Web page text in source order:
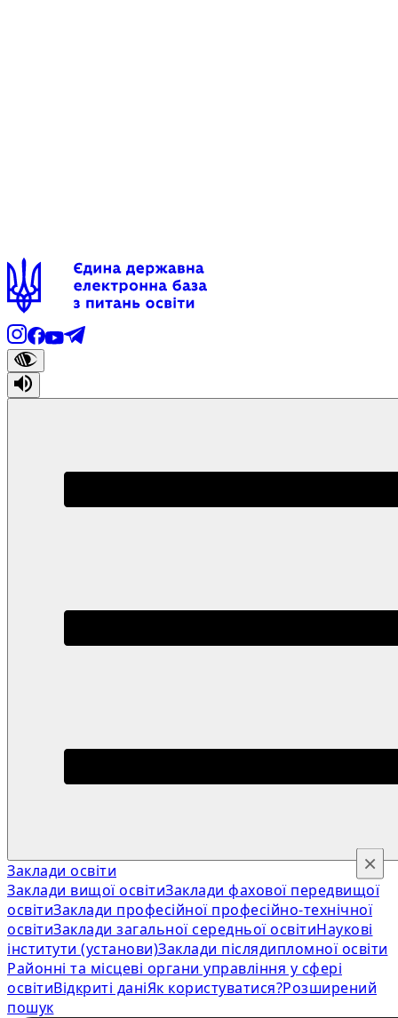
Заклади освіти
Заклади вищої освітиЗаклади фахової передвищої
освітиЗаклади професійної професійно-технічної
освітиЗаклади загальної середньої освітиНаукові
інститути (установи)Заклади післядипломної освіти
Районні та місцеві органи управління у сфері
освітиВідкриті даніЯк користуватися?Розширений
пошук
×